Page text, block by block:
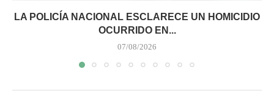
LA POLICÍA NACIONAL ESCLARECE UN HOMICIDIO
OCURRIDO EN...
07/08/2026